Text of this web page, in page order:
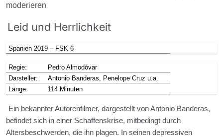
moderieren
Leid und Herrlichkeit
Spanien 2019 – FSK 6
Regie:
Pedro Almodóvar
Darsteller:
Antonio Banderas, Penelope Cruz u.a.
Länge:
114 Minuten
Ein bekannter Autorenfilmer, dargestellt von Antonio Banderas,
befindet sich in einer Schaffenskrise, mitbedingt durch
Altersbeschwerden, die ihn plagen. In seinen depressiven